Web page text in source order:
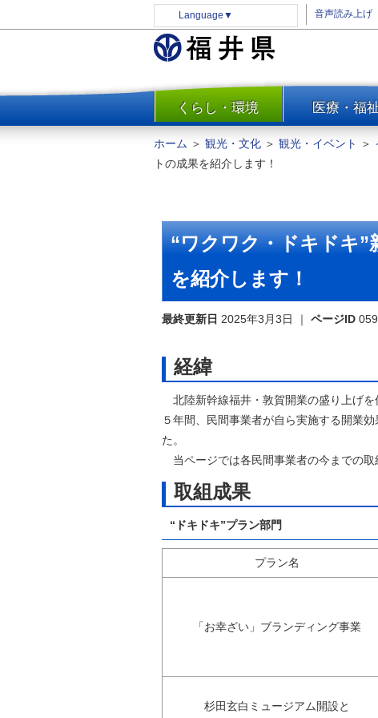
Language ▼ 音声読み上げ
一覧
くらし・環境 医療・福
防災
安全安心
住まい・土地
イクル
まちづくり
交通・道路
自然
ホーム ＞ 観光・文化 ＞ 観光・イベント ＞
トの成果を紹介します！
“ワクワク・ドキドキ
を紹介します！
最終更新日 2025年3月3日 ｜ ページID
経緯
北陸新幹線福井・敦賀開業の盛り上げ
５年間、民間事業者が自ら実施する開業
た。
当ページでは各民間事業者の今までの取
取組成果
“ドキドキ”プラン部門
プラン名
「お幸ざい」ブランディング事業
杉田玄白ミュージアム開設と